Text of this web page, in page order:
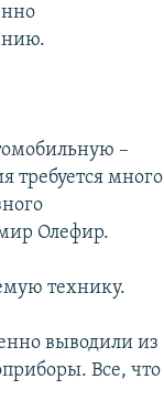
–
требуется много
Олефир.
технику.
выводили из
Все, что